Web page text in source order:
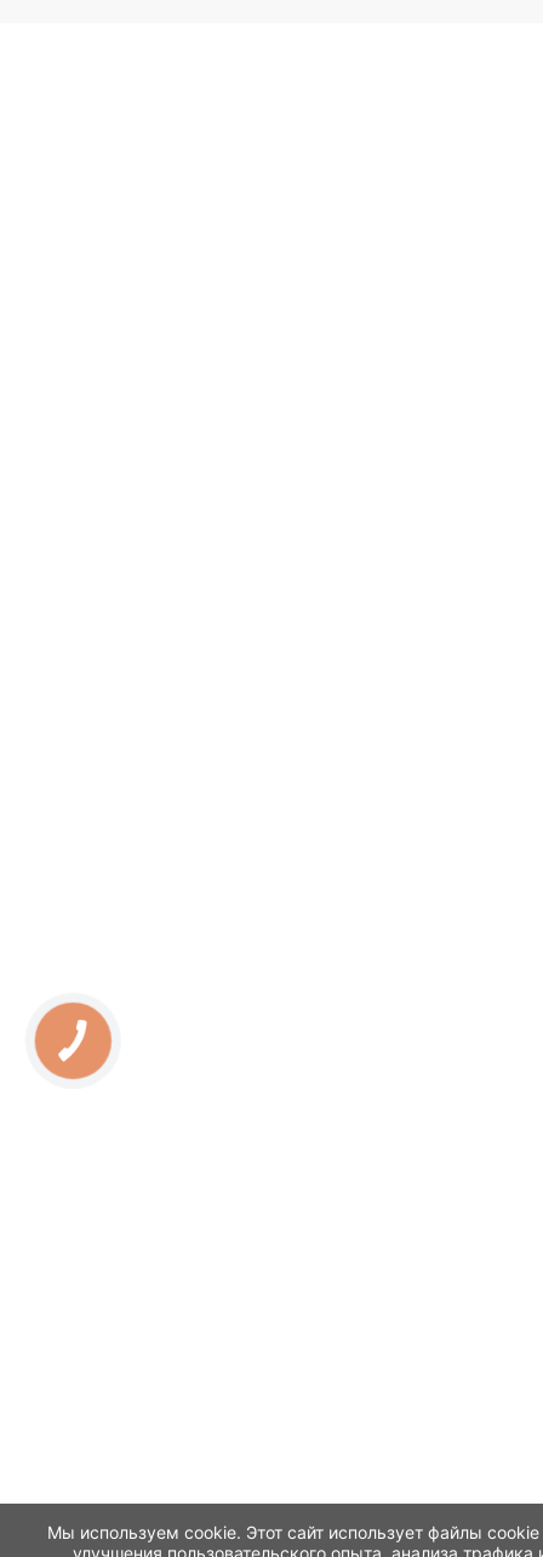
Мы используем cookie. Этот сайт использует файлы cookie
улучшения пользовательского опыта, анализа трафика